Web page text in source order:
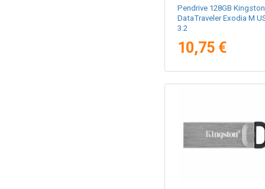
Pendrive 128GB Kingston
DataTraveler Exodia M
3.2
10,75 €